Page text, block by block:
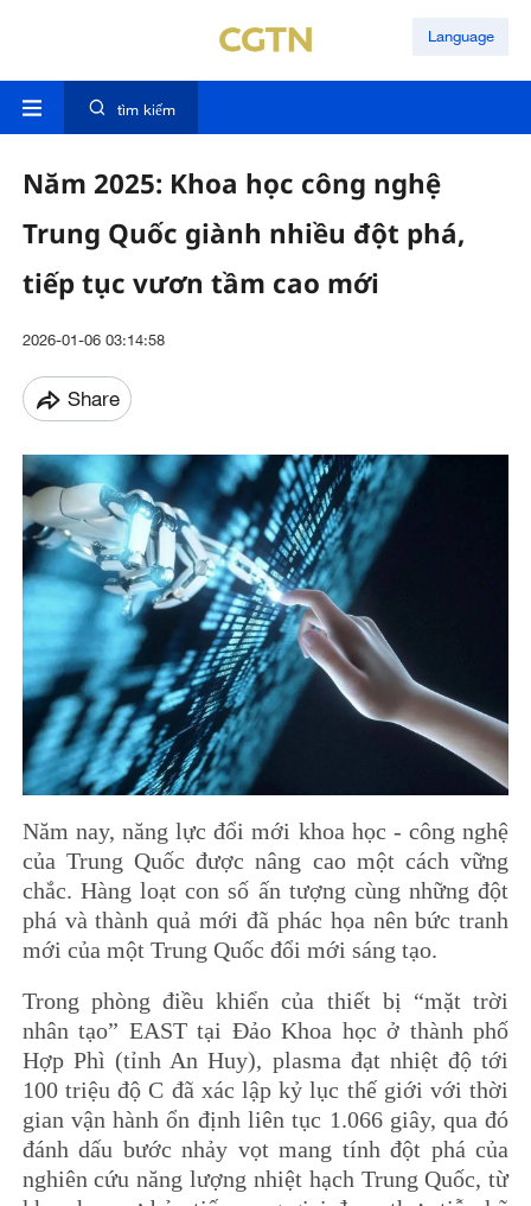
Language
tìm kiếm
Năm 2025: Khoa học công nghệ
Trung Quốc giành nhiều đột phá,
tiếp tục vươn tầm cao mới
2026-01-06 03:14:58
Share
Năm nay, năng lực đổi mới khoa học - công nghệ
của Trung Quốc được nâng cao một cách vững
chắc. Hàng loạt con số ấn tượng cùng những đột
phá và thành quả mới đã phác họa nên bức tranh
mới của một Trung Quốc đổi mới sáng tạo.
Trong phòng điều khiển của thiết bị “mặt trời
nhân tạo” EAST tại Đảo Khoa học ở thành phố
Hợp Phì (tỉnh An Huy), plasma đạt nhiệt độ tới
100 triệu độ C đã xác lập kỷ lục thế giới với thời
gian vận hành ổn định liên tục 1.066 giây, qua đó
đánh dấu bước nhảy vọt mang tính đột phá của
nghiên cứu năng lượng nhiệt hạch Trung Quốc, từ